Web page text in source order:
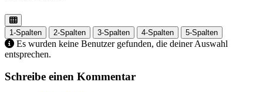
1-Spalten 2-Spalten 3-Spalten 4-Spalten 5-Spalten
Es wurden keine Benutzer gefunden, die deiner Auswahl
entsprechen.
Schreibe einen Kommentar